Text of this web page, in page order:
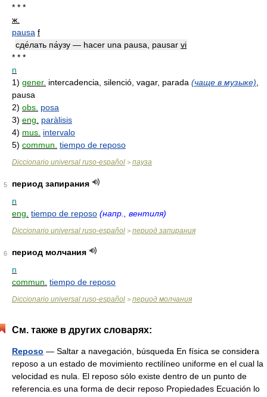
* * *
ж.
pausa f
сде́лать па́узу — hacer una pausa, pausar vi
* * *
n
1) gener. intercadencia, silenció, vagar, parada (чаще в музыке)
pausa
2) obs. posa
3) eng.
paràlisis
4) mus. intervalo
5) commun. tiempo de reposo
Diccionario universal ruso-español > пауза
5
период запирания
n
eng. tiempo de reposo (напр., вентиля)
Diccionario universal ruso-español > период запирания
6
период молчания
n
commun. tiempo de reposo
Diccionario universal ruso-español > период молчания
См. также в других словарях:
Reposo — Saltar a navegación, búsqueda En física se considera
reposo a un estado de movimiento rectilíneo uniforme en el cual la
velocidad es nula. El reposo sólo existe dentro de un punto de
referencia.es una forma de decir reposo Propiedades Ecuación lo